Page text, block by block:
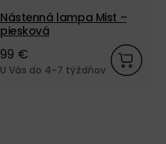
Nástenná lampa Mist –
piesková
99 €
U Vás do 4-7 týždňov